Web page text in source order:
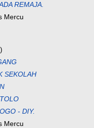
REMAJA.
Mercu
SEKOLAH
- DIY.
Mercu